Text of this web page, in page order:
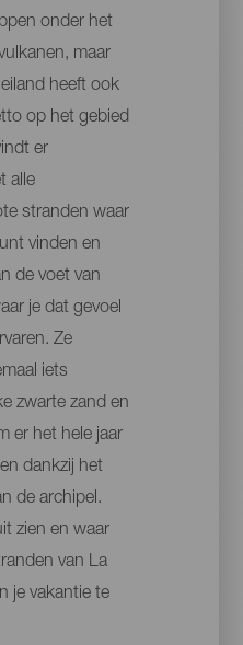
onder het
maar
heeft ook
op het gebied
er
alle
stranden waar
vinden en
de voet van
je dat gevoel
Ze
iets
zwarte zand en
er het hele jaar
dankzij het
de archipel.
zien en waar
van La
je vakantie te